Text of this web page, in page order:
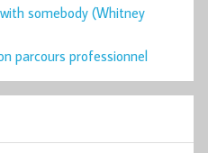
somebody (Whitney
parcours professionnel